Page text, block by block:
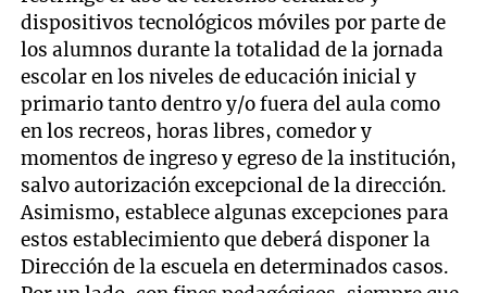
dispositivos tecnológicos móviles por parte de
los alumnos durante la totalidad de la jornada
escolar en los niveles de educación inicial y
primario tanto dentro y/o fuera del aula como
en los recreos, horas libres, comedor y
momentos de ingreso y egreso de la institución,
salvo autorización excepcional de la dirección.
Asimismo, establece algunas excepciones para
estos establecimiento que deberá disponer la
Dirección de la escuela en determinados casos.